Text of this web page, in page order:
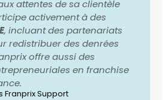
attentes de sa clientèle
activement à des
, incluant des partenariats
redistribuer des denrées
offre aussi des
en franchise
Franprix Support